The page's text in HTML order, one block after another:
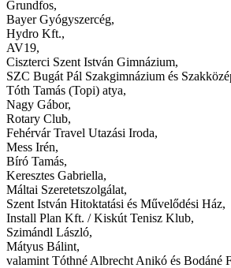
Grundfos,
Bayer Gyógyszercég,
Hydro Kft.,
AV19,
Ciszterci Szent István Gimnázium,
SZC Bugát Pál Szakgimnázium és
Tóth Tamás (Topi) atya,
Nagy Gábor,
Rotary Club,
Fehérvár Travel Utazási Iroda,
Mess Irén,
Bíró Tamás,
Keresztes Gabriella,
Máltai Szeretetszolgálat,
Szent István Hitoktatási és Művelődési Ház,
Install Plan Kft. / Kiskút Tenisz Klub,
Szimándl László,
Mátyus Bálint,
valamint Tóthné Albrecht Anikó és Bodáné